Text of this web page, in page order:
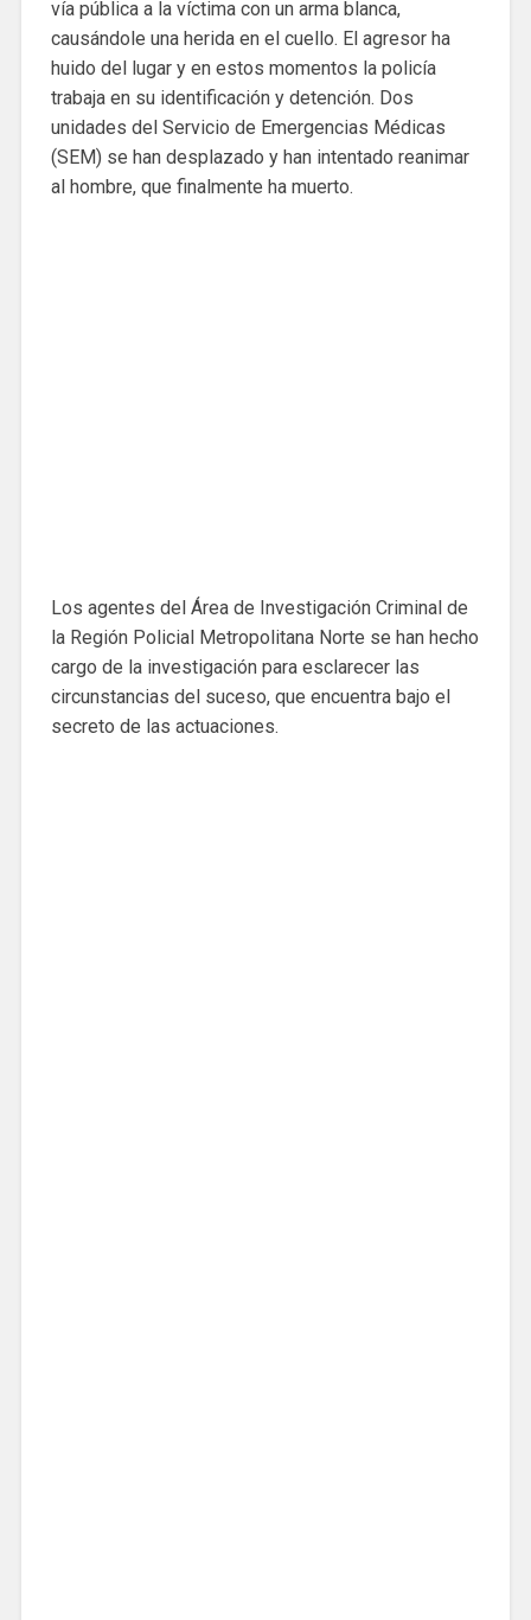
vía pública a la víctima con un arma blanca,
causándole una herida en el cuello. El agresor ha
huido del lugar y en estos momentos la policía
trabaja en su identificación y detención. Dos
unidades del Servicio de Emergencias Médicas
(SEM) se han desplazado y han intentado reanimar
al hombre, que finalmente ha muerto.
Los agentes del Área de Investigación Criminal de
la Región Policial Metropolitana Norte se han hecho
cargo de la investigación para esclarecer las
circunstancias del suceso, que encuentra bajo el
secreto de las actuaciones.